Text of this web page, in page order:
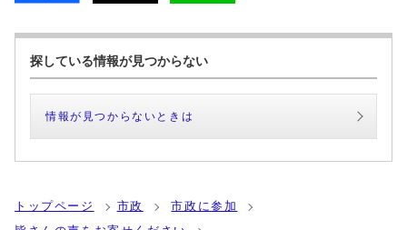
探している情報が見つからない
情報が見つからないときは
トップページ 市政
市政に参加